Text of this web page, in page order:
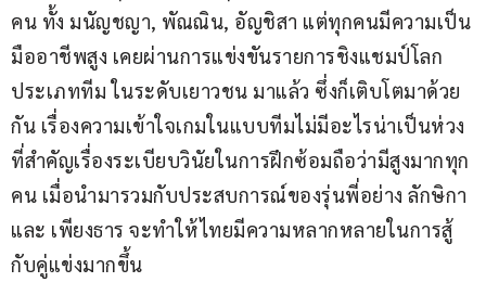
คน ทั้ง มนัญชญา, พัณณิน, อัญชิสา แต่ทุกคนมีความเป็น
มืออาชีพสูง เคยผ่านการแข่งขันรายการชิงแชมป์โลก
ประเภททีม ในระดับเยาวชน มาแล้ว ซึ่งก็เติบโตมาด้วย
กัน เรื่องความเข้าใจเกมในแบบทีมไม่มีอะไรน่าเป็นห่วง
ที่สำคัญเรื่องระเบียบวินัยในการฝึกซ้อมถือว่ามีสูงมากทุก
คน เมื่อนำมารวมกับประสบการณ์ของรุ่นพี่อย่าง ลักษิกา
และ เพียงธาร จะทำให้ไทยมีความหลากหลายในการสู้
กับคู่แข่งมากขึ้น